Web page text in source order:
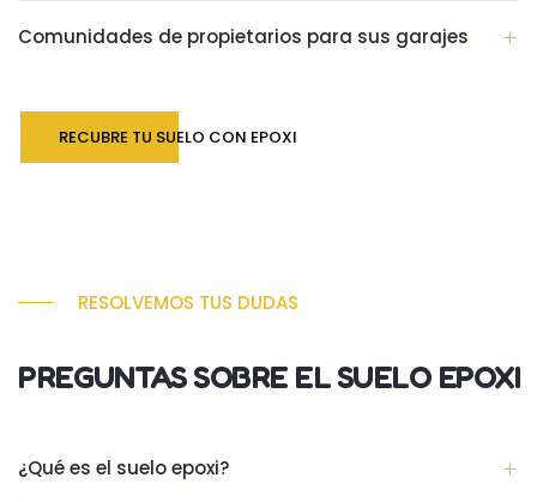
Comunidades de propietarios para sus garajes
RECUBRE TU SUELO CON EPOXI
RESOLVEMOS TUS DUDAS
PREGUNTAS SOBRE EL SUELO EPOXI
¿Qué es el suelo epoxi?